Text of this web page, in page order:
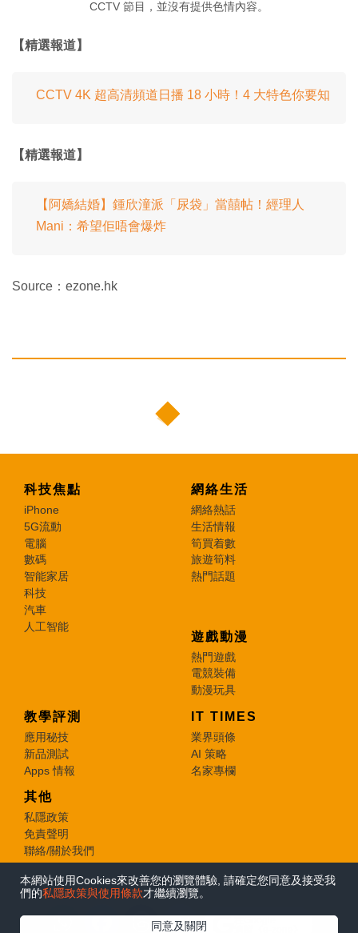
本網站使用Cookies來改善您的瀏覽體驗, 請確定您同意及接受我
們的私隱政策與使用條款才繼續瀏覽。
同意及關閉
CCTV 節目，並沒有提供色情內容。
【精選報道】
CCTV 4K 超高清頻道日播 18 小時！4 大特色你要知
【精選報道】
【阿嬌結婚】鍾欣潼派「尿袋」當囍帖！經理人
Mani：希望佢唔會爆炸
Source：ezone.hk
科技焦點
iPhone
5G流動
電腦
數碼
智能家居
科技
汽車
人工智能
網絡生活
網絡熱話
生活情報
筍買着數
旅遊筍料
熱門話題
遊戲動漫
熱門遊戲
電競裝備
動漫玩具
教學評測
應用秘技
新品測試
Apps 情報
IT TIMES
業界頭條
AI 策略
名家專欄
其他
私隱政策
免責聲明
聯絡/關於我們
© 2026 e-zone. All Rights Reserved.